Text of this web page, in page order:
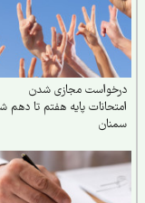
مجازی شدن
پایه هفتم تا دهم شهر